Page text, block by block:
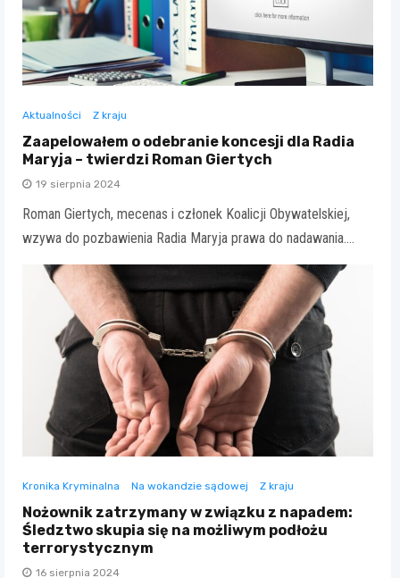
Aktualności Z kraju
Zaapelowałem o odebranie koncesji dla Radia
Maryja – twierdzi Roman Giertych
19 sierpnia 2024
Roman Giertych, mecenas i członek Koalicji Obywatelskiej,
wzywa do pozbawienia Radia Maryja prawa do nadawania.…
Kronika Kryminalna Na wokandzie sądowej Z kraju
Nożownik zatrzymany w związku z napadem:
Śledztwo skupia się na możliwym podłożu
terrorystycznym
16 sierpnia 2024